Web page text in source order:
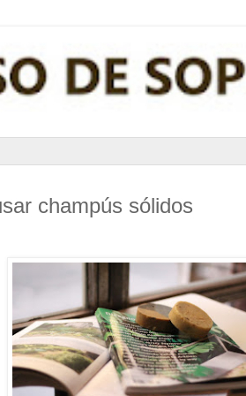
champús sólidos